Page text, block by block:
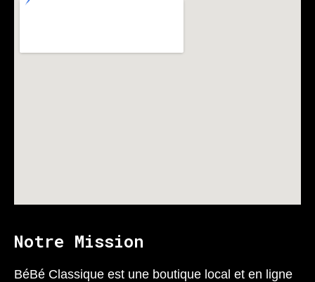
Notre Mission
BéBé Classique est une boutique local et en ligne